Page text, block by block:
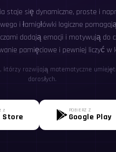
staje się dynamiczne, proste i
i łamigłówki logiczne
dodają emocji i motywują do
pamięciowe i pewniej liczyć w
rozwijają matematyczne
dorosłych.
z
Store
POBIERZ Z
Google Play